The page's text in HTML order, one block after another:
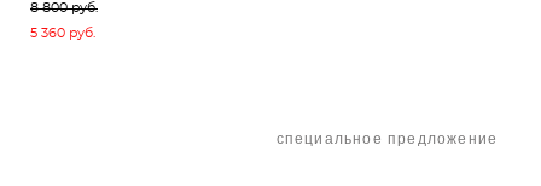
8 800 pуб.
5 360 pуб.
специальное предложение